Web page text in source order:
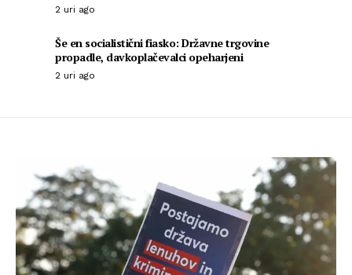
2 uri ago
Še en socialistični fiasko: Državne trgovine
propadle, davkoplačevalci opeharjeni
2 uri ago